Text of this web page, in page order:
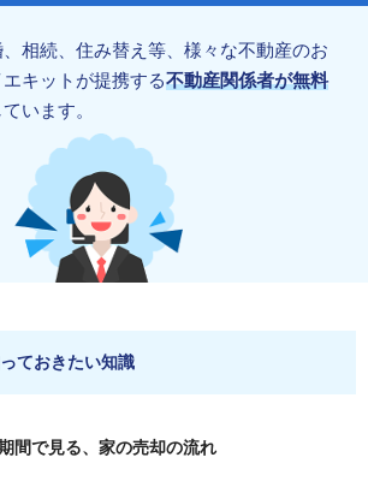
相続、住み替え等、様々な不動産のお
キットが提携する不動産関係者が無料
います。
ておきたい知識
間で見る、家の売却の流れ